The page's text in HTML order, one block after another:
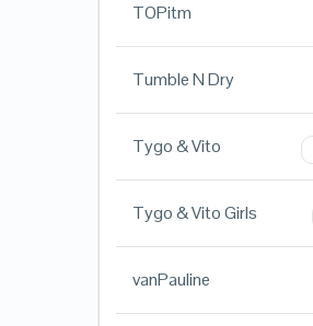
TOPitm
Tumble N Dry
Tygo & Vito
Tygo & Vito Girls
vanPauline